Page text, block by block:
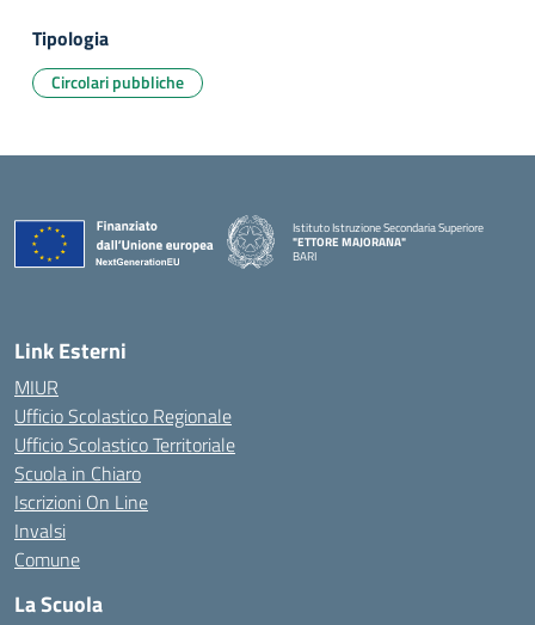
Tipologia
Circolari pubbliche
Istituto Istruzione Secondaria Superiore
"ETTORE MAJORANA"
BARI
Link Esterni
MIUR
Ufficio Scolastico Regionale
Ufficio Scolastico Territoriale
Scuola in Chiaro
Iscrizioni On Line
Invalsi
Comune
La Scuola